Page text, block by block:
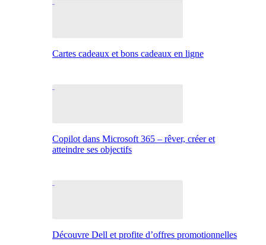
Cartes cadeaux et bons cadeaux en ligne
Copilot dans Microsoft 365 – rêver, créer et
atteindre ses objectifs
Découvre Dell et profite d’offres promotionnelles